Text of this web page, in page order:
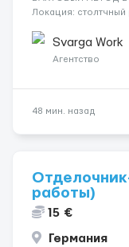
Локация: столтчный
час брутто 🏠
Контакт: +3725672...
Svarga Work
Агентство
48 мин. назад
работы)
15 €
Германия